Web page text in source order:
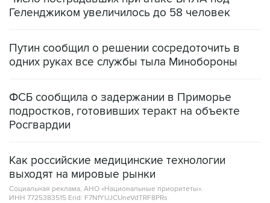
Геленджиком увеличилось до 58 человек
Путин сообщил о решении сосредоточить в
одних руках все службы тыла Минобороны
ФСБ сообщила о задержании в Приморье
подростков, готовивших теракт на объекте
Росгвардии
Как российские медицинские технологии
выходят на мировые рынки
Социальная реклама, АНО «Национальные приоритеты».
ИНН 7725383515 Erid: F7NfYUJCUneVdTRF8PRs